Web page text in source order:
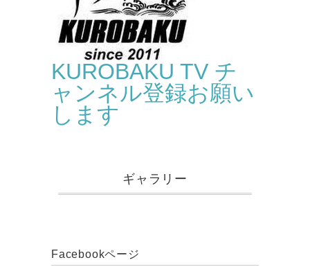
KUROBAKU TV チ
ャンネル登録お願い
します
ギャラリー
Facebookページ